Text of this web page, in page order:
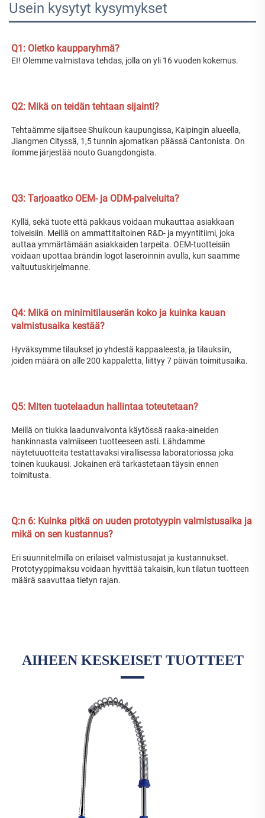
Usein kysytyt kysymykset
Q1: Oletko kaupparyhmä?
EI! Olemme valmistava tehdas, jolla on yli 16 vuoden kokemus.
Q2: Mikä on teidän tehtaan sijainti?
Tehtaämme sijaitsee Shuikoun kaupungissa, Kaipingin alueella,
Jiangmen Cityssä, 1,5 tunnin ajomatkan päässä Cantonista. On
ilomme järjestää nouto Guangdongista.
Q3: Tarjoaatko OEM- ja ODM-palveluita?
Kyllä, sekä tuote että pakkaus voidaan mukauttaa asiakkaan
toiveisiin. Meillä on ammattitaitoinen R&D- ja myyntitiimi, joka
auttaa ymmärtämään asiakkaiden tarpeita. OEM-tuotteisiin
voidaan upottaa brändin logot laseroinnin avulla, kun saamme
valtuutuskirjelmanne.
Q4: Mikä on minimitilauserän koko ja kuinka kauan
valmistusaika kestää?
Hyväksymme tilaukset jo yhdestä kappaaleesta, ja tilauksiin,
joiden määrä on alle 200 kappaletta, liittyy 7 päivän toimitusaika.
Q5: Miten tuotelaadun hallintaa toteutetaan?
Meillä on tiukka laadunvalvonta käytössä raaka-aineiden
hankinnasta valmiiseen tuotteeseen asti. Lähdamme
näytetuuotteita testattavaksi virallisessa laboratoriossa joka
toinen kuukausi. Jokainen erä tarkastetaan täysin ennen
toimitusta.
Q:n 6: Kuinka pitkä on uuden prototyypin valmistusaika ja
mikä on sen kustannus?
Eri suunnitelmilla on erilaiset valmistusajat ja kustannukset.
Prototyyppimaksu voidaan hyvittää takaisin, kun tilatun tuotteen
määrä saavuttaa tietyn rajan.
AIHEEN KESKEISET TUOTTEET